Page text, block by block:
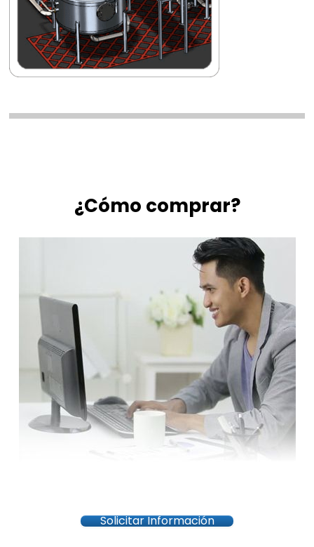
¿Cómo comprar?
Solicitar Información